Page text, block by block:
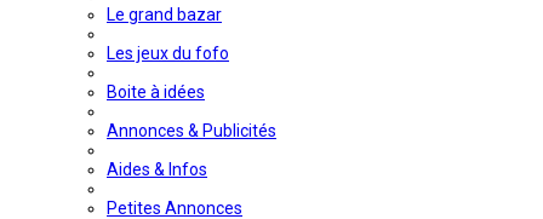
Le grand bazar
Les jeux du fofo
Boite à idées
Annonces & Publicités
Aides & Infos
Petites Annonces